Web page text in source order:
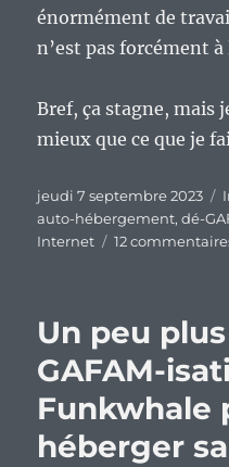
énormément de
n’est pas forcément
Bref, ça stagne, mais
mieux que ce que je
Publié
le
jeudi 7 septembre 2023
auto-hébergement,dé-
Internet
12
Un peu
GAFAM-
Funkwhale
héberger